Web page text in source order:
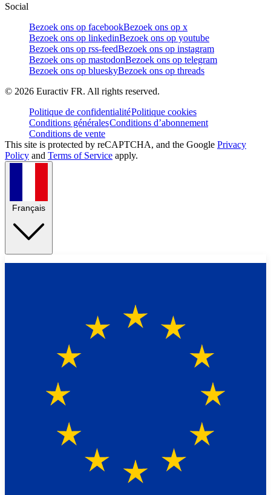
Social
Bezoek ons op facebookBezoek ons op x
Bezoek ons op linkedinBezoek ons op youtube
Bezoek ons op rss-feedBezoek ons op instagram
Bezoek ons op mastodonBezoek ons op telegram
Bezoek ons op blueskyBezoek ons op threads
© 2026 Euractiv FR. All rights reserved.
Politique de confidentialitéPolitique cookies
Conditions généralesConditions d’abonnement
Conditions de vente
This site is protected by reCAPTCHA, and the Google Privacy
Policy and Terms of Service apply.
Français